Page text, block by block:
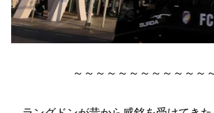
～～～～～～～～～～～～